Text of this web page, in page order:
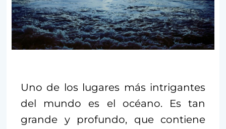
Uno de los lugares más intrigantes
del mundo es el océano. Es tan
grande y profundo, que contiene